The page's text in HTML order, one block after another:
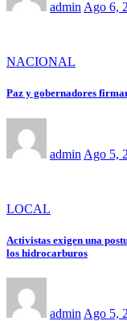
admin Ago 6,
NACIONAL
Paz y gobernadores
admin Ago 5,
LOCAL
Activistas exigen una
los hidrocarburos
admin Ago 5,